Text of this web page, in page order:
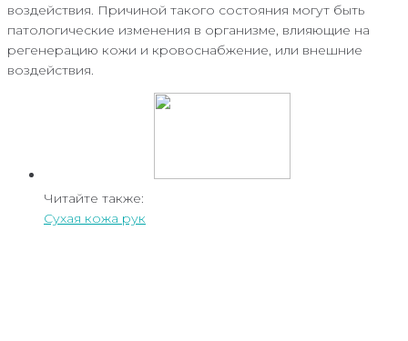
воздействия. Причиной такого состояния могут быть
патологические изменения в организме, влияющие на
регенерацию кожи и кровоснабжение, или внешние
воздействия.
Читайте также:
Сухая кожа рук